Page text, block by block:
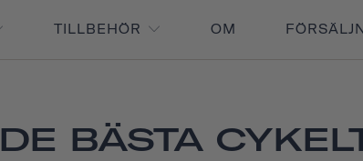
TILLBEHÖR OM
DE BÄSTA